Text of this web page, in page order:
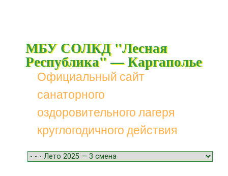
МБУ СОЛКД "Лесная
Республика" — Каргаполье
Официальный сайт
санаторного
оздоровительного лагеря
круглогодичного действия
Menu
Skip to content